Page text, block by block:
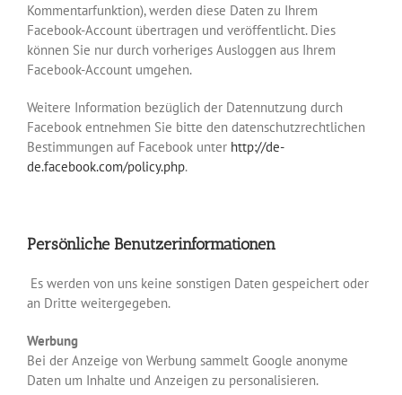
Kommentarfunktion), werden diese Daten zu Ihrem
Facebook-Account übertragen und veröffentlicht. Dies
können Sie nur durch vorheriges Ausloggen aus Ihrem
Facebook-Account umgehen.
Weitere Information bezüglich der Datennutzung durch
Facebook entnehmen Sie bitte den datenschutzrechtlichen
Bestimmungen auf Facebook unter http://de-
de.facebook.com/policy.php.
Persönliche Benutzerinformationen
Es werden von uns keine sonstigen Daten gespeichert oder
an Dritte weitergegeben.
Werbung
Bei der Anzeige von Werbung sammelt Google anonyme
Daten um Inhalte und Anzeigen zu personalisieren.